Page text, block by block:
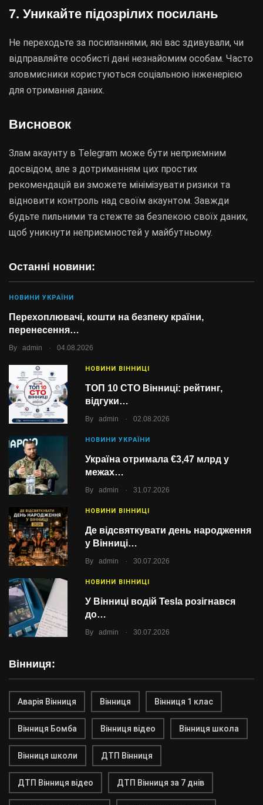
Останні новини:
НОВИНИ УКРАЇНИ
Перехоплювачі, кошти на безпеку країни,
перенесення…
By admin . 04.08.2026
НОВИНИ ВІННИЦІ
ТОП 10 СТО Вінниці: рейтинг,
відгуки…
By admin . 02.08.2026
НОВИНИ УКРАЇНИ
Україна отримала €3,47 млрд у
межах…
By admin . 31.07.2026
НОВИНИ ВІННИЦІ
Де відсвяткувати день народження
у Вінниці…
By admin . 30.07.2026
НОВИНИ ВІННИЦІ
У Вінниці водій Tesla розігнався
до…
By admin . 30.07.2026
Вінниця:
Аварія Вінниця Вінниця Вінниця 1 клас
Вінниця Бомба Вінниця відео Вінниця школа
Вінниця школи ДТП Вінниця
ДТП Вінниця відео ДТП Вінниця за 7 днів
7. Уникайте підозрілих посилань
Не переходьте за посиланнями, які вас здивували, чи
відправляйте особисті дані незнайомим особам. Часто
зловмисники користуються соціальною інженерією
для отримання даних.
Висновок
Злам акаунту в Telegram може бути неприємним
досвідом, але з дотриманням цих простих
рекомендацій ви зможете мінімізувати ризики та
відновити контроль над своїм акаунтом. Завжди
будьте пильними та стежте за безпекою своїх даних,
щоб уникнути неприємностей у майбутньому.